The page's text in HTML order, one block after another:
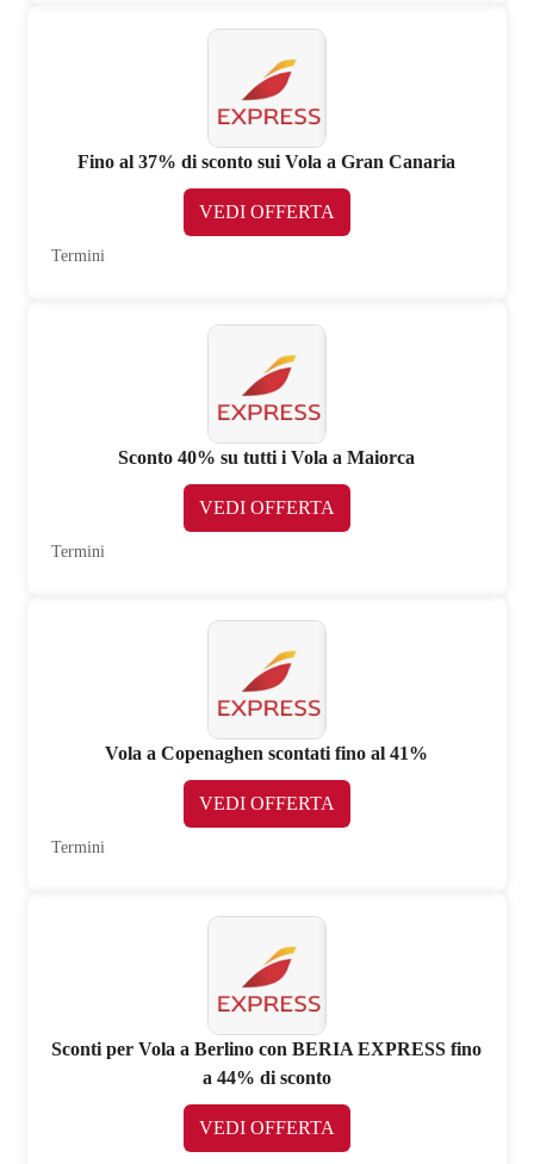
Fino al 37% di sconto sui Vola a Gran Canaria
VEDI OFFERTA
Termini
Sconto 40% su tutti i Vola a Maiorca
VEDI OFFERTA
Termini
Vola a Copenaghen scontati fino al 41%
VEDI OFFERTA
Termini
Sconti per Vola a Berlino con BERIA EXPRESS fino
a 44% di sconto
VEDI OFFERTA